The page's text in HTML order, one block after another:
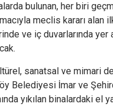
bulunan, her biri
meclis kararı alan
ve iç duvarlarında
sanatsal ve mimari
Belediyesi İmar ve
yıkılan binalardaki el